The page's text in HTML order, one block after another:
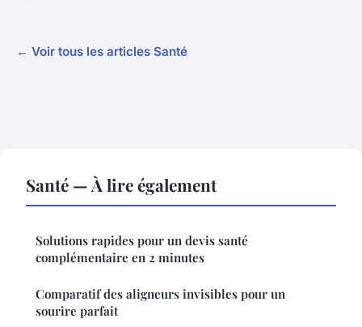
← Voir tous les articles Santé
Santé — À lire également
Solutions rapides pour un devis santé
complémentaire en 2 minutes
Comparatif des aligneurs invisibles pour un
sourire parfait